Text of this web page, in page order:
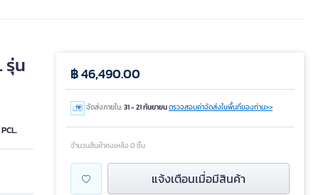
รุ่น
฿ 46,490.00
จัดส่งภายใน:31 - 21 กันยายนตรวจสอบค่าจัดส่งในพื้นที่ของท่าน>>
จำนวนสินค้าคงเหลือ 0 ชิ้น
แจ้งเตือนเมื่อมีสินค้า